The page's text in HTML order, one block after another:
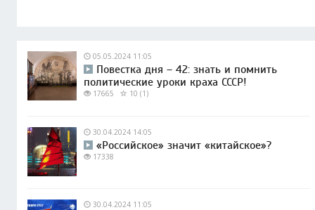
05.05.2024 11:05
Повестка дня – 42: знать и помнить
политические уроки краха СССР!
17665 10 (1)
30.04.2024 14:05
«Российское» значит «китайское»?
17338
30.04.2024 11:05